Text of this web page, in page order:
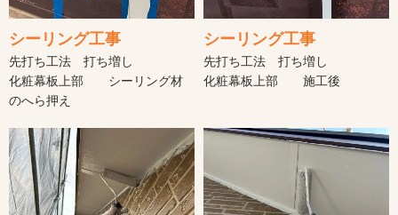
シーリング工事
先打ち工法 打ち増し
化粧幕板上部 シーリング材
のへら押え
シーリング工事
先打ち工法 打ち増し
化粧幕板上部 施工後